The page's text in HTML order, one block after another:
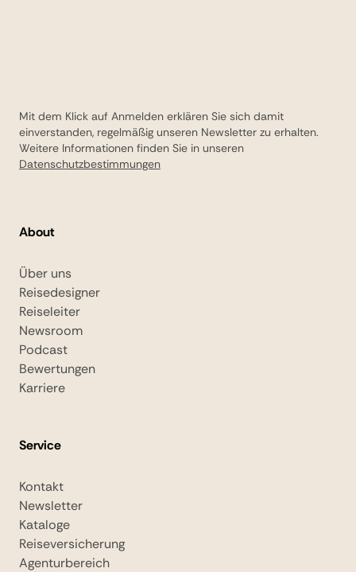
Mit dem Klick auf Anmelden erklären Sie sich damit
einverstanden, regelmäßig unseren Newsletter zu erhalten.
Weitere Informationen finden Sie in unseren
Datenschutzbestimmungen
About
Über uns
Reisedesigner
Reiseleiter
Newsroom
Podcast
Bewertungen
Karriere
Service
Kontakt
Newsletter
Kataloge
Reiseversicherung
Agenturbereich